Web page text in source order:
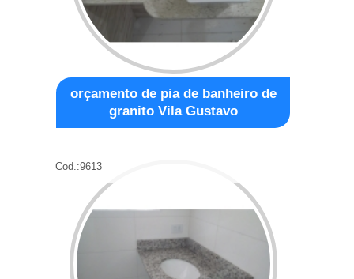
orçamento de pia de banheiro de
granito Vila Gustavo
Cod.:9613